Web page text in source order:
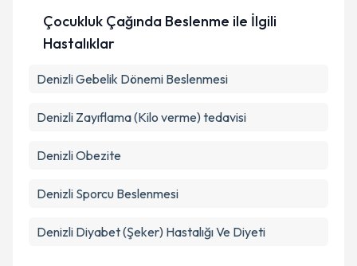
Çocukluk Çağında Beslenme ile İlgili
Hastalıklar
Denizli Gebelik Dönemi Beslenmesi
Denizli Zayıflama (Kilo verme) tedavisi
Denizli Obezite
Denizli Sporcu Beslenmesi
Denizli Diyabet (Şeker) Hastalığı Ve Diyeti